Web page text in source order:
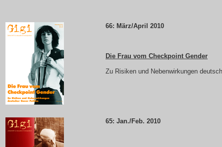
66: März/April 2010
Die Frau vom Checkpoint Gender
Zu Risiken und Nebenwirkungen
65: Jan./Feb. 2010